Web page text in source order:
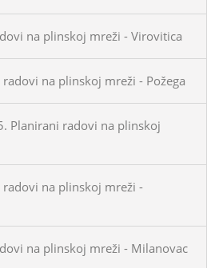
na plinskoj mreži - Virovitica
na plinskoj mreži - Požega
Planirani radovi na plinskoj
na plinskoj mreži -
na plinskoj mreži - Milanovac